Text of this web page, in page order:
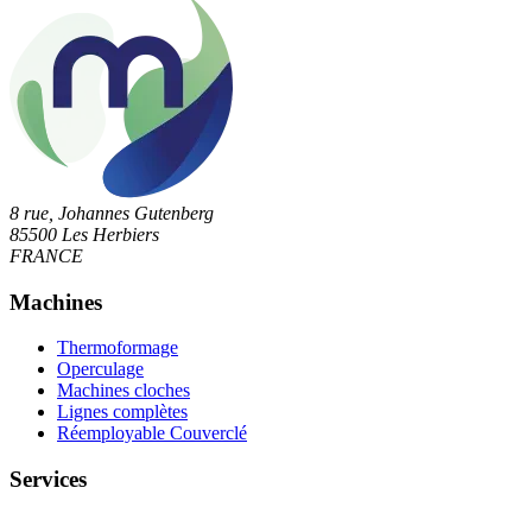
8 rue, Johannes Gutenberg
85500 Les Herbiers
FRANCE
Machines
Thermoformage
Operculage
Machines cloches
Lignes complètes
Réemployable Couverclé
Services